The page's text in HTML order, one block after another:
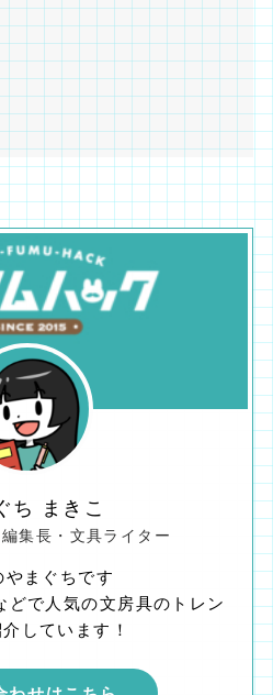
ち まきこ
集長・文具ライター
まぐちです
どで人気の文房具のトレン
しています！